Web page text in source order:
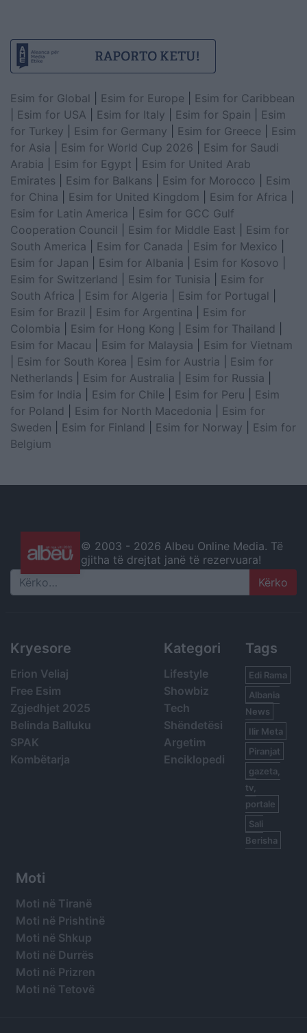
Esim for Global Esim for Europe
Esim for Caribbean
Esim for USA Esim for Italy Esim for Spain
Esim
for Turkey
Esim for Germany Esim for Greece
Esim
for Asia
Esim for World Cup 2026
Esim for Saudi
Arabia
Esim for Egypt
Esim for United Arab
Emirates
Esim for Balkans Esim for Morocco
Esim
for China
Esim for United Kingdom Esim for Africa
Esim for Latin America
Esim for GCC Gulf
Cooperation Council
Esim for Middle East
Esim for
South America
Esim for Canada Esim for Mexico
Esim for Japan
Esim for Albania Esim for Kosovo
Esim for Switzerland
Esim for Tunisia
Esim for
South Africa
Esim for Algeria Esim for Portugal
Esim for Brazil
Esim for Argentina
Esim for
Colombia
Esim for Hong Kong Esim for Thailand
Esim for Macau
Esim for Malaysia
Esim for Vietnam
Esim for South Korea Esim for Austria
Esim for
Netherlands
Esim for Australia Esim for Russia
Esim for India
Esim for Chile Esim for Peru
Esim
for Poland
Esim for North Macedonia
Esim for
Sweden
Esim for Finland Esim for Norway
Esim for
Belgium
© 2003 - 2026 Albeu Online Media. Të
gjitha të drejtat janë të rezervuara!
Search
Kryesore
Erion Veliaj
Free Esim
Zgjedhjet 2025
Belinda Balluku
SPAK
Kombëtarja
Kategori
Lifestyle
Showbiz
Tech
Shëndetësi
Argetim
Enciklopedi
Tags
Edi Rama
Albania
News
Ilir Meta
Piranjat
gazeta,
tv,
portale
Sali
Berisha
Moti
Moti në Tiranë
Moti në Prishtinë
Moti në Shkup
Moti në Durrës
Moti në Prizren
Moti në Tetovë